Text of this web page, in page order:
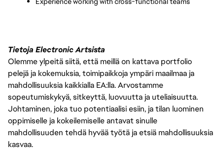
Tietoja Electronic Artsista
Olemme ylpeitä siitä, että meillä on kattava portfolio
pelejä ja kokemuksia, toimipaikkoja ympäri maailmaa ja
mahdollisuuksia kaikkialla EA:lla. Arvostamme
sopeutumiskykyä, sitkeyttä, luovuutta ja uteliaisuutta.
Johtaminen, joka tuo potentiaalisi esiin, ja tilan luominen
oppimiselle ja kokeilemiselle antavat sinulle
mahdollisuuden tehdä hyvää työtä ja etsiä mahdollisuuksia
kasvaa.